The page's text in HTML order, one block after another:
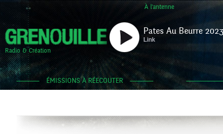
À l'antenne
Radio & Création
Pates Au Beurre
Link
ÉMISSIONS À RÉECOUTER